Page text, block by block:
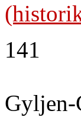
141